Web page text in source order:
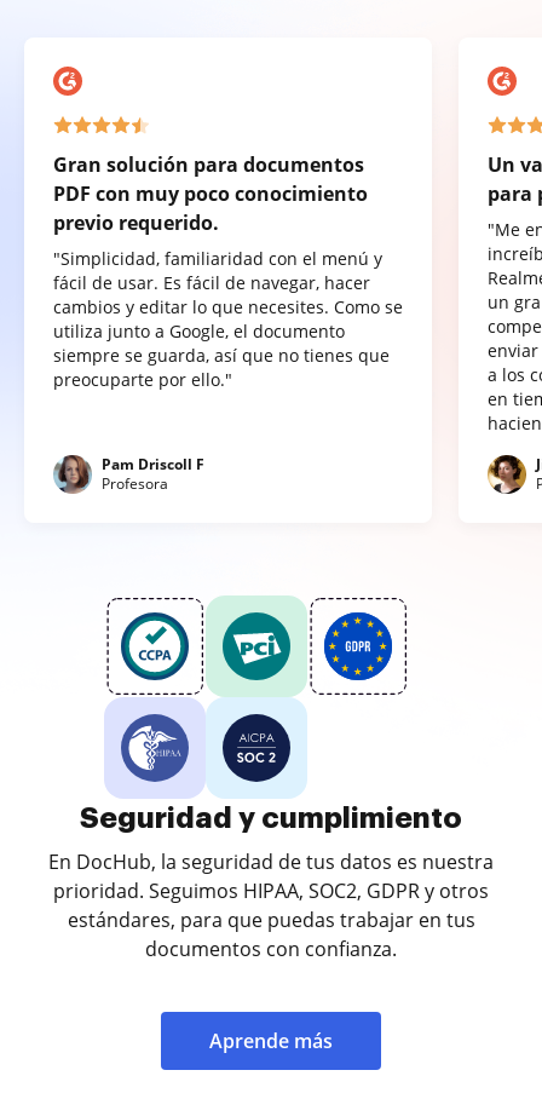
Gran solución para documentos
PDF con muy poco conocimiento
previo requerido.
"Simplicidad, familiaridad con el menú y
fácil de usar. Es fácil de navegar, hacer
cambios y editar lo que necesites. Como se
utiliza junto a Google, el documento
siempre se guarda, así que no tienes que
preocuparte por ello."
Pam Driscoll F
Profesora
Un
para
"Me
un
a los
en
Seguridad y cumplimiento
En DocHub, la seguridad de tus datos es nuestra
prioridad. Seguimos HIPAA, SOC2, GDPR y otros
estándares, para que puedas trabajar en tus
documentos con confianza.
Aprende más